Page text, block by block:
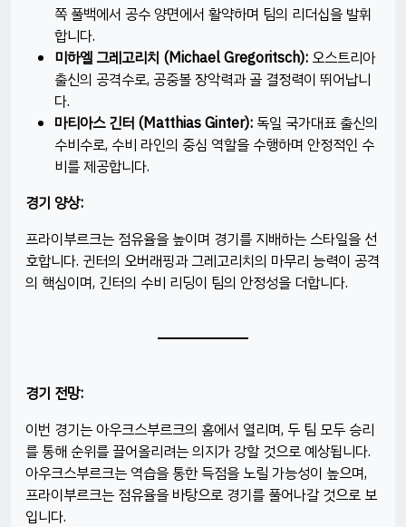
쪽 풀백에서 공수 양면에서 활약하며 팀의 리더십을 발휘
합니다.​
미하엘 그레고리치 (Michael Gregoritsch): 오스트리아
출신의 공격수로, 공중볼 장악력과 골 결정력이 뛰어납니
다.​
마티아스 긴터 (Matthias Ginter): 독일 국가대표 출신의
수비수로, 수비 라인의 중심 역할을 수행하며 안정적인 수
비를 제공합니다.​
경기 양상:
프라이부르크는 점유율을 높이며 경기를 지배하는 스타일을 선
호합니다. 귄터의 오버래핑과 그레고리치의 마무리 능력이 공격
의 핵심이며, 긴터의 수비 리딩이 팀의 안정성을 더합니다.​
경기 전망:
이번 경기는 아우크스부르크의 홈에서 열리며, 두 팀 모두 승리
를 통해 순위를 끌어올리려는 의지가 강할 것으로 예상됩니다.
아우크스부르크는 역습을 통한 득점을 노릴 가능성이 높으며,
프라이부르크는 점유율을 바탕으로 경기를 풀어나갈 것으로 보
입니다.​